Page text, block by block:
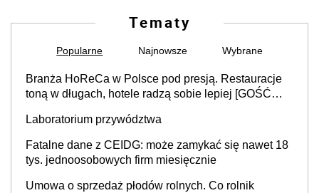
Tematy
Popularne Najnowsze Wybrane
Branża HoReCa w Polsce pod presją. Restauracje
toną w długach, hotele radzą sobie lepiej [GOŚĆ
Laboratorium przywództwa
Fatalne dane z CEIDG: może zamykać się nawet 18
tys. jednoosobowych firm miesięcznie
Umowa o sprzedaż płodów rolnych. Co rolnik